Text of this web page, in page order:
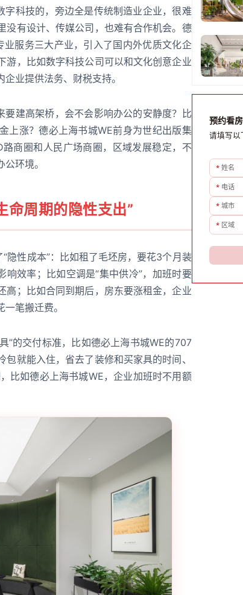
科技的，旁边全是传统制造业企业，很难
没有设计、传媒公司，也难有合作机会。德
服务三大产业，引入了国内外优质文化企
游，比如数字科技公司可以和文化创意企业
业提供法务、财税支持。
建高架桥，会不会影响办公的安静度？比
上涨？德必上海书城WE前身为世纪出版集
商圈和人民广场商圈，区域发展稳定，不
环境。
命周期的隐性支出”
隐性成本”：比如租了毛坯房，要花3个月装
响效率；比如空调是“集中供冷”，加班时要
高；比如合同到期后，房东要涨租金，企业
笔搬迁费。
”的交付标准，比如德必上海书城WE的707
就能入住，省去了装修和买家具的时间、
比如德必上海书城WE，企业加班时不用额
预约看房
请填写以
* 姓名
* 电话
* 城市
* 区域